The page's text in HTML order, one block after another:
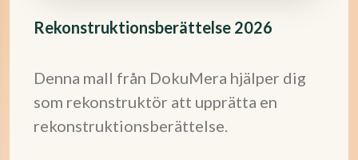
Rekonstruktionsberättelse 2026
Denna mall från DokuMera hjälper dig
som rekonstruktör att upprätta en
rekonstruktionsberättelse.